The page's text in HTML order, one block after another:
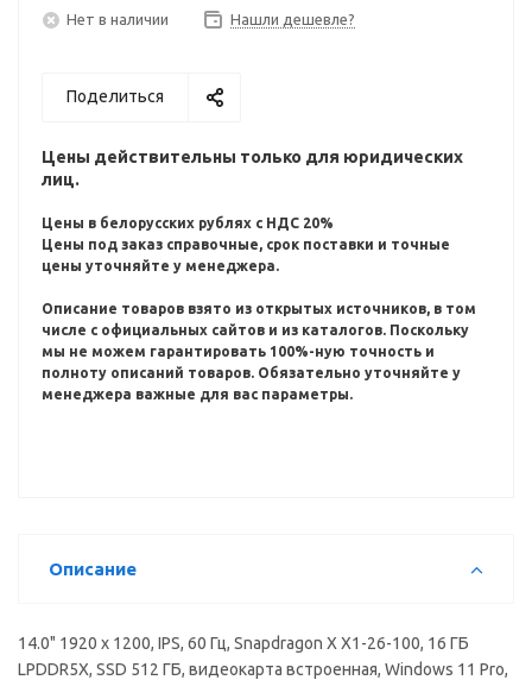
Нет в наличии Нашли дешевле?
Поделиться
Цены действительны только для юридических
лиц.
Цены в белорусских рублях с НДС 20%
Цены под заказ справочные, срок поставки и точные
цены уточняйте у менеджера.
Описание товаров взято из открытых источников, в том
числе с официальных сайтов и из каталогов. Поскольку
мы не можем гарантировать 100%-ную точность и
полноту описаний товаров. Обязательно уточняйте у
менеджера важные для вас параметры.
Описание
14.0" 1920 x 1200, IPS, 60 Гц, Snapdragon X X1-26-100, 16 ГБ
LPDDR5X, SSD 512 ГБ, видеокарта встроенная, Windows 11 Pro,